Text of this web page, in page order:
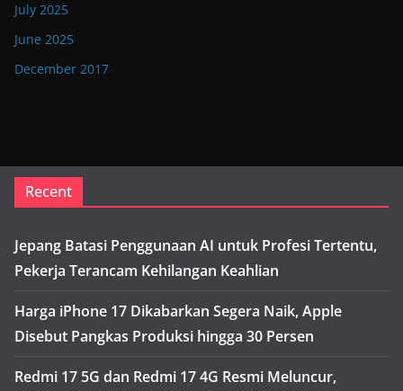
July 2025
June 2025
December 2017
Recent
Jepang Batasi Penggunaan AI untuk Profesi Tertentu,
Pekerja Terancam Kehilangan Keahlian
Harga iPhone 17 Dikabarkan Segera Naik, Apple
Disebut Pangkas Produksi hingga 30 Persen
Redmi 17 5G dan Redmi 17 4G Resmi Meluncur,